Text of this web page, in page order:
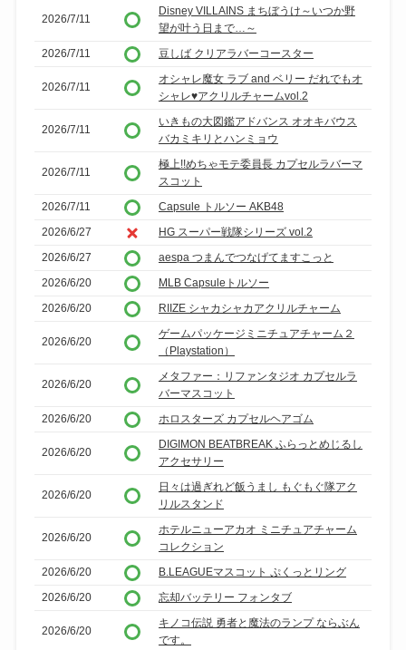
2026/7/11
Disney VILLAINS まちぼうけ～いつか野
望が叶う日まで…～
2026/7/11
豆しば クリアラバーコースター
2026/7/11
オシャレ魔女 ラブ and ベリー だれでもオ
シャレ♥アクリルチャームvol.2
2026/7/11
いきもの大図鑑アドバンス オオキバウス
バカミキリとハンミョウ
2026/7/11
極上!!めちゃモテ委員長 カプセルラバーマ
スコット
2026/7/11
Capsule トルソー AKB48
2026/6/27
HG スーパー戦隊シリーズ vol.2
2026/6/27
aespa つまんでつなげてますこっと
2026/6/20
MLB Capsuleトルソー
2026/6/20
RIIZE シャカシャカアクリルチャーム
2026/6/20
ゲームパッケージミニチュアチャーム２
（Playstation）
2026/6/20
メタファー：リファンタジオ カプセルラ
バーマスコット
2026/6/20
ホロスターズ カプセルヘアゴム
2026/6/20
DIGIMON BEATBREAK ふらっとめじるし
アクセサリー
2026/6/20
日々は過ぎれど飯うまし もぐもぐ隊アク
リルスタンド
2026/6/20
ホテルニューアカオ ミニチュアチャーム
コレクション
2026/6/20
B.LEAGUEマスコット ぷくっとリング
2026/6/20
忘却バッテリー フォンタブ
2026/6/20
キノコ伝説 勇者と魔法のランプ ならぶん
です。